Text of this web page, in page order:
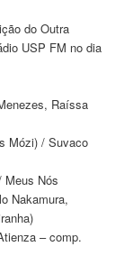
do Outra
USP FM no dia
Raíssa
Mózi) / Suvaco
Meus Nós
Nakamura,
– comp.